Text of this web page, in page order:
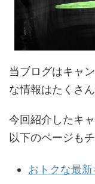
当ブログはキャ
な情報はたくさ
今回紹介したキ
以下のページも
おトクな最